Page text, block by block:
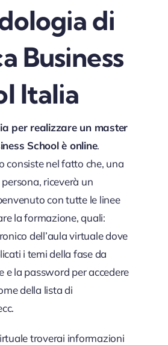
di
Business
Italia
per realizzare un master
School è online.
consiste nel fatto che, una
riceverà un
con tutte le linee
la formazione, quali:
dell’aula virtuale dove
i temi della fase da
e la password per accedere
della lista di
troverai informazioni